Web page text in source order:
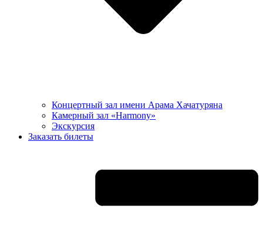
Концертный зал имени Арама Хачатуряна
Камерный зал «Harmony»
Экскурсия
Заказать билеты